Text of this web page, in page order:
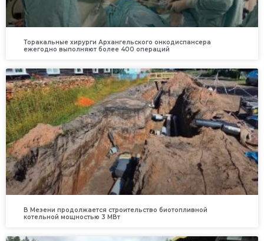
Торакальные хирурги Архангельского онкодиспансера
ежегодно выполняют более 400 операций
В Мезени продолжается строительство биотопливной
котельной мощностью 3 МВт